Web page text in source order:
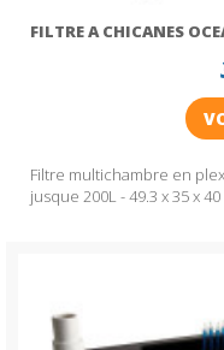
FILTRE A CHICANES
Filtre multichambre en
jusque 200L - 49.3 x 35 x